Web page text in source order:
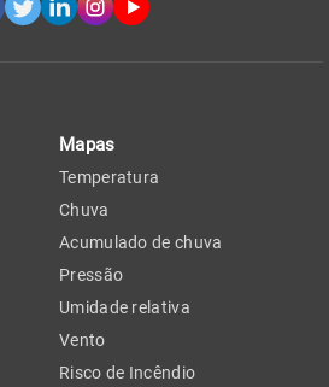
Mapas
Temperatura
Chuva
Acumulado de chuva
Pressão
Umidade relativa
Vento
Risco de Incêndio